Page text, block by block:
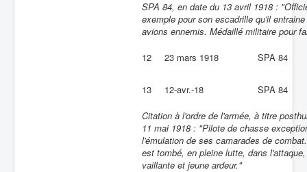
SPA 84, en date du 13 avril 1918 :
exemple pour son escadrille qu'il
avions ennemis. Médaillé militaire pour
12
23 mars 1918 SPA 84
13 12-avr.-18
SPA 84
Citation à l'ordre de l'armée, à titre
11 mai 1918 : "Pilote de chasse
l'émulation de ses camarades de
est tombé, en pleine lutte, dans
vaillante et jeune ardeur."